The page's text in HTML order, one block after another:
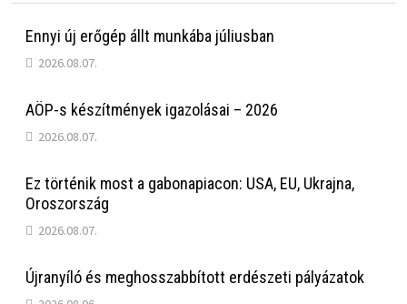
Ennyi új erőgép állt munkába júliusban
2026.08.07.
AÖP-s készítmények igazolásai – 2026
2026.08.07.
Ez történik most a gabonapiacon: USA, EU, Ukrajna,
Oroszország
2026.08.07.
Újranyíló és meghosszabbított erdészeti pályázatok